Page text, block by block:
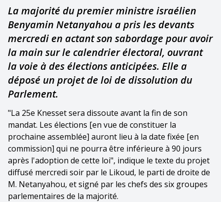
La majorité du premier ministre israélien
Benyamin Netanyahou a pris les devants
mercredi en actant son sabordage pour avoir
la main sur le calendrier électoral, ouvrant
la voie à des élections anticipées. Elle a
déposé un projet de loi de dissolution du
Parlement.
"La 25e Knesset sera dissoute avant la fin de son
mandat. Les élections [en vue de constituer la
prochaine assemblée] auront lieu à la date fixée [en
commission] qui ne pourra être inférieure à 90 jours
après l'adoption de cette loi", indique le texte du projet
diffusé mercredi soir par le Likoud, le parti de droite de
M. Netanyahou, et signé par les chefs des six groupes
parlementaires de la majorité.